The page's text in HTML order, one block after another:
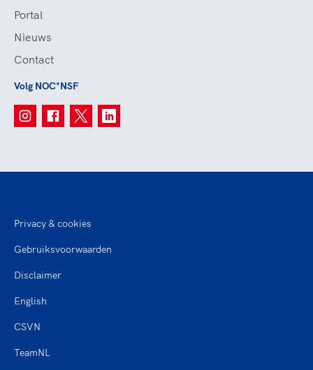
Portal
Nieuws
Contact
Volg NOC*NSF
Privacy & cookies
Gebruiksvoorwaarden
Disclaimer
English
CSVN
TeamNL